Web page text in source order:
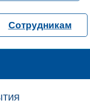
Сотрудникам